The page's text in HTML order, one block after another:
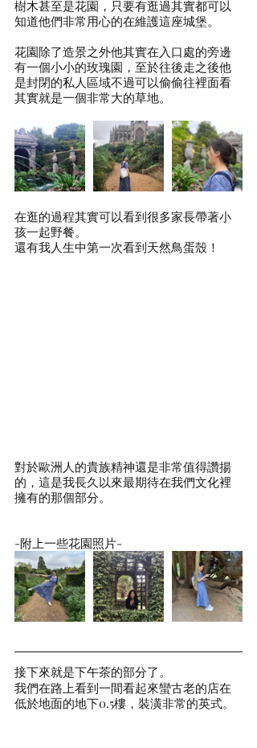
樹木甚至是花園，只要有逛過其實都可以
知道他們非常用心的在維護這座城堡。
花園除了造景之外他其實在入口處的旁邊
有一個小小的玫瑰園，至於往後走之後他
是封閉的私人區域不過可以偷偷往裡面看
其實就是一個非常大的草地。
在逛的過程其實可以看到很多家長帶著小
孩一起野餐。
還有我人生中第一次看到天然鳥蛋殼！
對於歐洲人的貴族精神還是非常值得讚揚
的，這是我長久以來最期待在我們文化裡
擁有的那個部分。
-附上一些花園照片-
接下來就是下午茶的部分了。
我們在路上看到一間看起來蠻古老的店在
低於地面的地下0.5樓，裝潢非常的英式。